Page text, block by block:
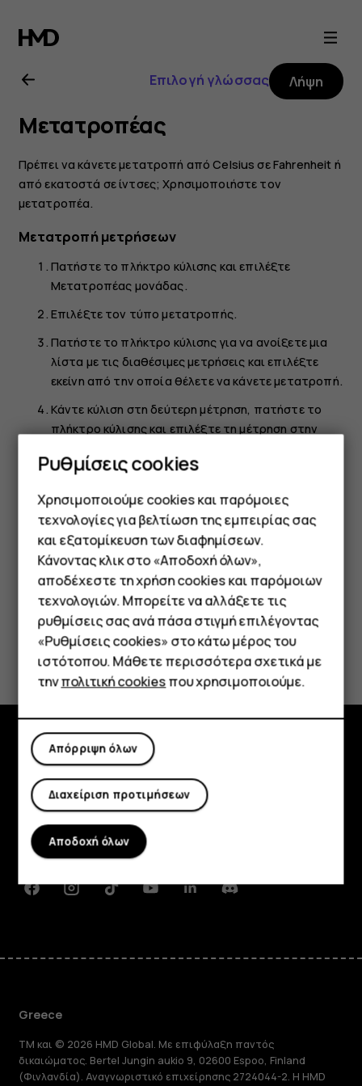
Οδηγίες
χρήσης
Nokia
2720
Smartphone
Τηλέφωνα απλής χρήσης
Tablet
Επιλογή γλώσσας Λήψη
Μετατροπέας
Πρέπει να κάνετε μετατροπή από Celsius σε Fahrenheit ή
από εκατοστά σε ίντσες; Χρησιμοποιήστε τον
μετατροπέα.
Μετατροπή μετρήσεων
Πατήστε το πλήκτρο κύλισης και επιλέξτε
Μετατροπέας μονάδας.
Επιλέξτε τον τύπο μετατροπής.
Πατήστε το πλήκτρο κύλισης για να ανοίξετε μια
λίστα με τις διαθέσιμες μετρήσεις και επιλέξτε
εκείνη από την οποία θέλετε να κάνετε μετατροπή.
Κάντε κύλιση στη δεύτερη μέτρηση, πατήστε το
πλήκτρο κύλισης και επιλέξτε τη μέτρηση στην
Χρησιμοποιήστε τα αριθμητικά πλήκτρα για να
καταχωρίσετε την τιμή που θέλετε να
μετατρέψετε. Ο μετατροπέας εμφανίζει αυτόματα
τη μετατραπείσα τιμή.
Το βρήκατε χρήσιμο;
Ναι Όχι
Εξερευνήστε
Πληροφορίες
Planet and people
Υποστήριξη
FacebookInstagramTiktokYoutubeLinkedinDiscord
Greece
TM και © 2026 HMD Global. Με επιφύλαξη παντός
δικαιώματος. Bertel Jungin aukio 9, 02600 Espoo, Finland
(Φινλανδία). Αναγνωριστικό επιχείρησης 2724044-2. Η HMD
Ρυθμίσεις cookies
Χρησιμοποιούμε cookies και παρόμοιες
τεχνολογίες για βελτίωση της εμπειρίας σας
και εξατομίκευση των διαφημίσεων.
Κάνοντας κλικ στο «Αποδοχή όλων»,
αποδέχεστε τη χρήση cookies και παρόμοιων
τεχνολογιών. Μπορείτε να αλλάξετε τις
ρυθμίσεις σας ανά πάσα στιγμή επιλέγοντας
«Ρυθμίσεις cookies» στο κάτω μέρος του
ιστότοπου. Μάθετε περισσότερα σχετικά με
τηνπολιτική cookiesπου χρησιμοποιούμε.
Απόρριψη όλων
Διαχείριση προτιμήσεων
Αποδοχή όλων